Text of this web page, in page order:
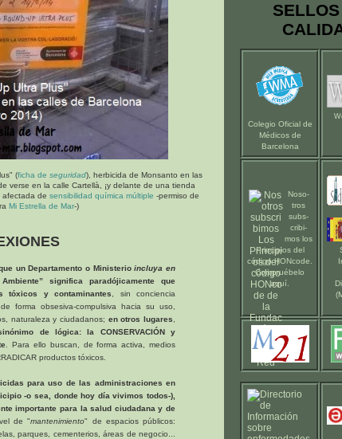
(ficha de seguridad), herbicida de Monsanto en las
en la calle Cartellà, ¡y delante de una tienda
afectada de sensibilidad química múltiple -permiso de
Mi Estrella de Mar-)
un Departamento o Ministerioincluya en
significa paradójicamente que
tóxicos y contaminantes
, sin conciencia
forma obsesiva-compulsiva hacia su uso,
naturaleza y ciudadanos; en otros lugares
de lógica: la CONSERVACIÓN y
. Para ello buscan, de forma activa, medios
productos tóxicos.
para uso de las administraciones en
-o sea, donde hoy día vivimos todos-),
importante para la salud ciudadana y de
de "mantenimiento" de espacios públicos:
parques, cementerios, áreas de negocio...
Colegio Oficial de
Médicos de
Barcelona
Noso-
tros
subs-
cribi-
mos los
Principios del
código HONcode
Compruébelo
aquí